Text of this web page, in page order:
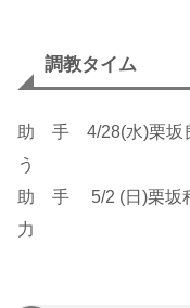
調教タイム
助 手 4/28(水)栗坂
う
助 手 5/2 (日)栗坂
力